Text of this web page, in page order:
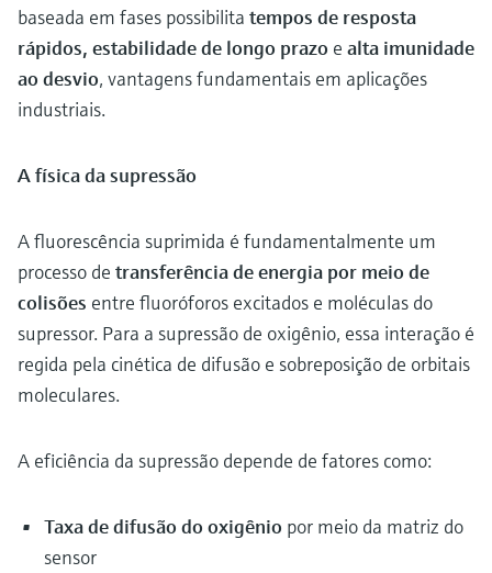
baseada em fases possibilita tempos de resposta
rápidos, estabilidade de longo prazo e alta imunidade
ao desvio, vantagens fundamentais em aplicações
industriais.
A física da supressão
A fluorescência suprimida é fundamentalmente um
processo de transferência de energia por meio de
colisões entre fluoróforos excitados e moléculas do
supressor. Para a supressão de oxigênio, essa interação é
regida pela cinética de difusão e sobreposição de orbitais
moleculares.
A eficiência da supressão depende de fatores como:
Taxa de difusão do oxigênio por meio da matriz do
sensor